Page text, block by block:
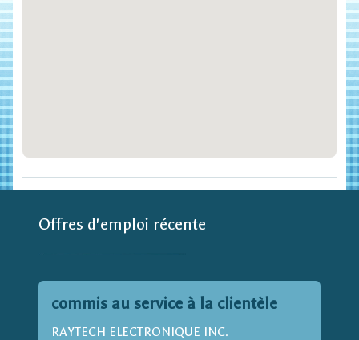
Offres d'emploi récente
commis au service à la clientèle
RAYTECH ELECTRONIQUE INC.